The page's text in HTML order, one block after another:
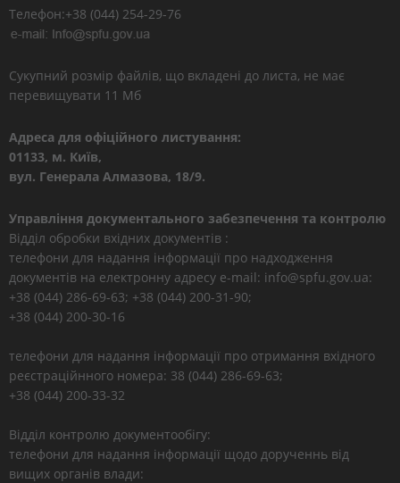
Телефон:+38 (044) 254-29-76
Сукупний розмір файлів, що вкладені до листа, не має
перевищувати 11 Мб
Адреса для офіційного листування:
01133, м. Київ,
вул. Генерала Алмазова, 18/9.
Управління документального забезпечення та контролю
Відділ обробки вхідних документів :
телефони для надання інформації про надходження
документів на електронну адресу e-mail: info@spfu.gov.ua:
+38 (044) 286-69-63; +38 (044) 200-31-90;
+38 (044) 200-30-16
телефони для надання інформації про отримання вхідного
реєстраційнного номера: 38 (044) 286-69-63;
+38 (044) 200-33-32
Відділ контролю документообігу:
телефони для надання інформації щодо дорученнь від
вищих органів влади: